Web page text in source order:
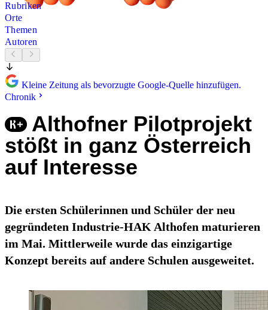
Rubriken
Orte
Themen
Autoren
Kleine Zeitung als bevorzugte Google-Quelle hinzufügen.
Chronik
Althofner Pilotprojekt
stößt in ganz Österreich
auf Interesse
Die ersten Schülerinnen und Schüler der neu
gegründeten Industrie-HAK Althofen maturieren
im Mai. Mittlerweile wurde das einzigartige
Konzept bereits auf andere Schulen ausgeweitet.